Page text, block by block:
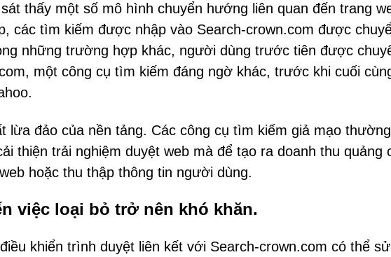
thấy một số mô hình chuyển hướng liên quan đến trang
các tìm kiếm được nhập vào Search-crown.com được
những trường hợp khác, người dùng trước tiên được
một công cụ tìm kiếm đáng ngờ khác, trước khi cuối
lừa đảo của nền tảng. Các công cụ tìm kiếm giả mạo thường
thiện trải nghiệm duyệt web mà để tạo ra doanh thu quảng
hoặc thu thập thông tin người dùng.
việc loại bỏ trở nên khó khăn.
khiển trình duyệt liên kết với Search-crown.com có thể